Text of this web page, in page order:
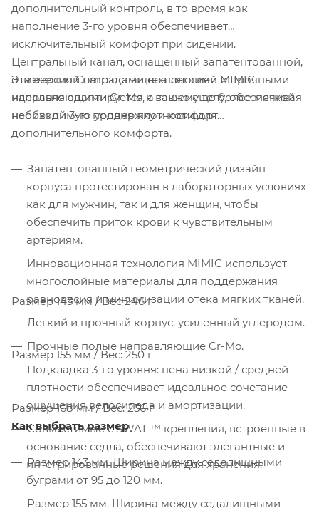
дополнительный контроль, в то время как
наполнение 3-го уровня обеспечивает
исключительный комфорт при сидении.
Центральный канал, оснащенный запатентованной,
отмеченной наградами технологией MIMIC,
идеально адаптируется к вашему телу, обеспечивая
необходимую поддержку и комфорт.
Эта версия Comp оснащена легкими и прочными
направляющими Cr-Mo, а также еще более мягкой
набивкой 3-го уровня плотности для
дополнительного комфорта.
Запатентованный геометрический дизайн
корпуса протестирован в лабораторных условиях
как для мужчин, так и для женщин, чтобы
обеспечить приток крови к чувствительным
артериям.
Инновационная технология MIMIC использует
многослойные материалы для поддержания
равновесия и минимизации отека мягких тканей.
Легкий и прочный корпус, усиленный углеродом.
Прочные полые направляющие Cr-Mo.
Подкладка 3-го уровня: пена низкой / средней
плотности обеспечивает идеальное сочетание
ощущения велосипеда и амортизации.
Совместимые с SWAT ™ крепления, встроенные в
основание седла, обеспечивают элегантные и
интегрированные решения для хранения.
Размер 143 мм / Вес 246 г
Размер 155 мм / Вес: 250 г
Размер 168 мм / Вес: 256 г
Как выбрать размер
Размер 143 мм. Ширина между седалищными
буграми от 95 до 120 мм.
Размер 155 мм. Ширина между седалищными